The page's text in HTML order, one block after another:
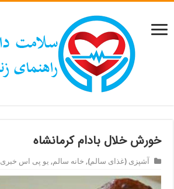
خورش خلال بادام کرمانشاه
آشپزی (غذای سالم), خانه سالم, یو پی اس خبری